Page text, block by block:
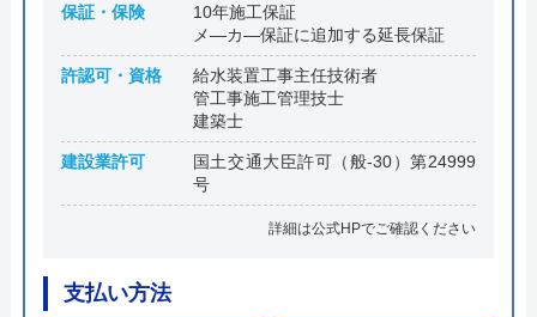
保証・保険
10年施工保証
メ―カ―保証に追加する延長保証
許認可・資格
給水装置工事主任技術者
管工事施工管理技士
建築士
建設業許可
国土交通大臣許可（般-30）第24999
号
詳細は公式HPでご確認ください
支払い方法